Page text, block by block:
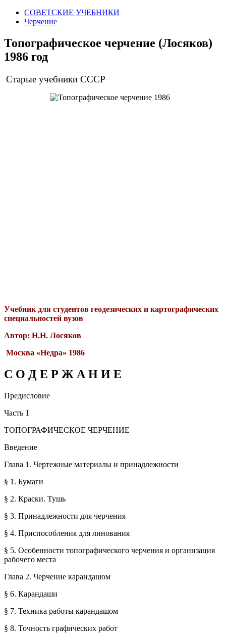
СОВЕТСКИЕ УЧЕБНИКИ
Черчение
Топографическое черчение (Лосяков)
1986 год
Старые учебники СССР
Учебник для студентов геодезических и картографических
специальностей вузов
Автор: Н.Н. Лосяков
Москва «Недра» 1986
С О Д Е Р Ж А Н И Е
Предисловие
Часть 1
ТОПОГРАФИЧЕСКОЕ ЧЕРЧЕНИЕ
Введение
Глава 1. Чертежные материалы и принадлежности
§ 1. Бумаги
§ 2. Краски. Тушь
§ 3. Принадлежности для черчения
§ 4. Приспособления для линования
§ 5. Особенности топографического черчения и организация
рабочего места
Глава 2. Черчение карандашом
§ 6. Карандаши
§ 7. Техника работы карандашом
§ 8. Точность графических работ